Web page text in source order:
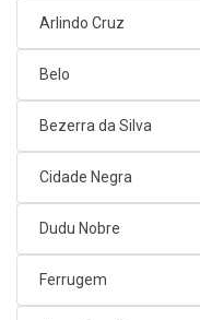
Arlindo Cruz
Belo
Bezerra da Silva
Cidade Negra
Dudu Nobre
Ferrugem